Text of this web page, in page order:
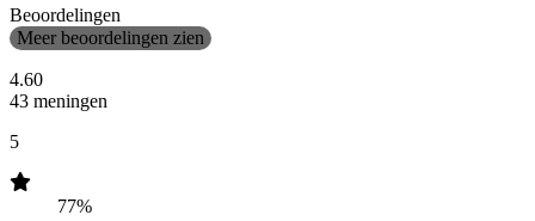
Beoordelingen
Meer beoordelingen zien
4.60
43 meningen
5
77%